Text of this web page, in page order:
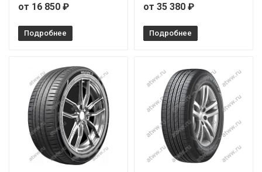
от 16 850 ₽
Подробнее
от 35 380 ₽
Подробнее